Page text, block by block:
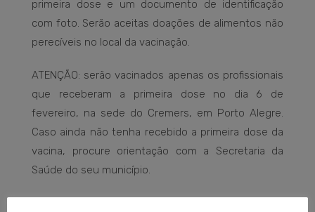
primeira dose e um documento de identificação
com foto. Serão aceitas doações de alimentos não
perecíveis no local da vacinação.
ATENÇÃO: serão vacinados apenas os profissionais
que receberam a primeira dose no dia 6 de
fevereiro, na sede do Cremers, em Porto Alegre.
Caso ainda não tenha recebido a primeira dose da
vacina, procure orientação com a Secretaria da
Saúde do seu município.